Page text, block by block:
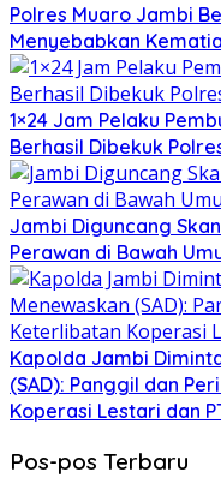
Polres Muaro Jambi
Menyebabkan
1×24 Jam Pelaku
Berhasil Dibekuk
Jambi Diguncang
Perawan di Bawah
Kapolda Jambi
(SAD): Panggil dan
Koperasi Lestari dan
Pos-pos Terbaru